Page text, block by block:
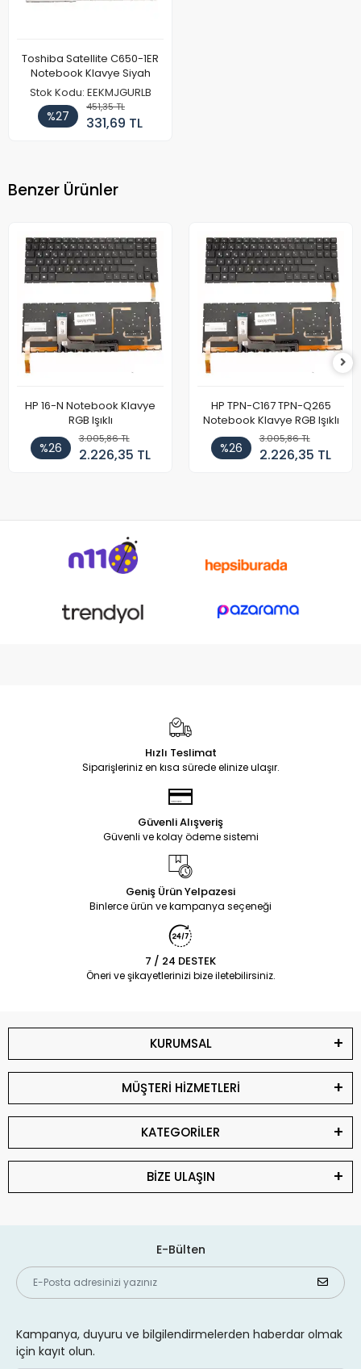
Toshiba Satellite C650-1ER
Notebook Klavye Siyah
Stok Kodu: EEKMJGURLB
%27
451,35 TL
331,69 TL
Benzer Ürünler
HP 16-N Notebook Klavye
RGB Işıklı
%26
3.005,86 TL
2.226,35 TL
HP TPN-C167 TPN-Q265
Notebook Klavye RGB Işıklı
%26
3.005,86 TL
2.226,35 TL
Hızlı Teslimat
Siparişleriniz en kısa sürede elinize ulaşır.
Güvenli Alışveriş
Güvenli ve kolay ödeme sistemi
Geniş Ürün Yelpazesi
Binlerce ürün ve kampanya seçeneği
7 / 24 DESTEK
Öneri ve şikayetlerinizi bize iletebilirsiniz.
KURUMSAL
MÜŞTERİ HİZMETLERİ
KATEGORİLER
BİZE ULAŞIN
E-Bülten
Kampanya, duyuru ve bilgilendirmelerden haberdar olmak
için kayıt olun.